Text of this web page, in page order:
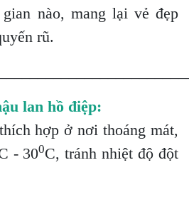
nào, mang lại vẻ đẹp
rũ.
lan hồ điệp:
hợp ở nơi thoáng mát,
- 300C, tránh nhiệt độ đột